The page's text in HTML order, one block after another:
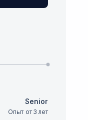
Senior
Опыт от 3 лет